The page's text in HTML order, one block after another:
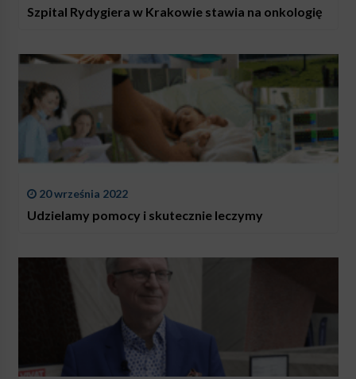
Szpital Rydygiera w Krakowie stawia na onkologię
20 września 2022
Udzielamy pomocy i skutecznie leczymy